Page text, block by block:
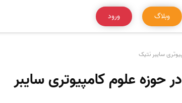
وبلاگ ورود
لیست مجلات و نشریات معتبر بین المللی ISI در حوزه علوم کامپیوتری سایبر